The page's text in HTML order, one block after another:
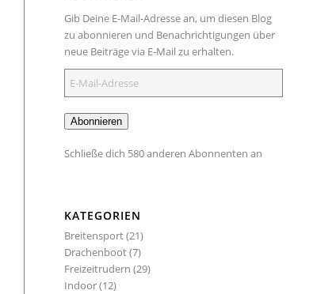
Gib Deine E-Mail-Adresse an, um diesen Blog
zu abonnieren und Benachrichtigungen über
neue Beiträge via E-Mail zu erhalten.
Abonnieren
Schließe dich 580 anderen Abonnenten an
KATEGORIEN
Breitensport(21)
Drachenboot(7)
Freizeitrudern (29)
Indoor(12)